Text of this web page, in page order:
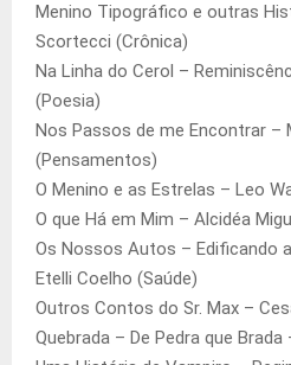
Menino Tipográfico e outras
Scortecci (Crônica)
Na Linha do Cerol –
(Poesia)
Nos Passos de me Encontrar –
(Pensamentos)
O Menino e as Estrelas – Leo
O que Há em Mim – Alcidéa
Os Nossos Autos – Edificando
Etelli Coelho (Saúde)
Outros Contos do Sr. Max –
Quebrada – De Pedra que